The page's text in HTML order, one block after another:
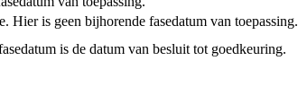
Hier is geen bijhorende fasedatum van toepassing.
is de datum van besluit tot goedkeuring.